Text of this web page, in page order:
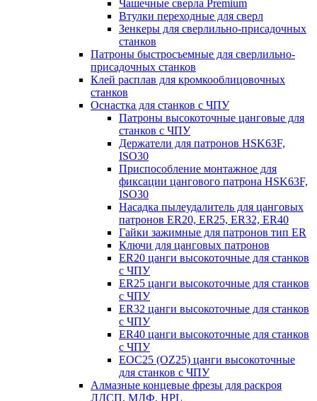
Чашечные сверла Premium
Втулки переходные для сверл
Зенкеры для сверлильно-присадочных
станков
Патроны быстросъемные для сверлильно-
присадочных станков
Клей расплав для кромкооблицовочных
станков
Оснастка для станков с ЧПУ
Патроны высокоточные цанговые для
станков с ЧПУ
Держатели для патронов HSK63F,
ISO30
Приспособление монтажное для
фиксации цангового патрона HSK63F,
ISO30
Насадка пылеудалитель для цанговых
патронов ER20, ER25, ER32, ER40
Гайки зажимные для патронов тип ER
Ключи для цанговых патронов
ER20 цанги высокоточные для станков
с ЧПУ
ER25 цанги высокоточные для станков
с ЧПУ
ER32 цанги высокоточные для станков
с ЧПУ
ER40 цанги высокоточные для станков
с ЧПУ
EOC25 (OZ25) цанги высокоточные
для станков с ЧПУ
Алмазные концевые фрезы для раскроя
ЛДСП, МДФ, HPL